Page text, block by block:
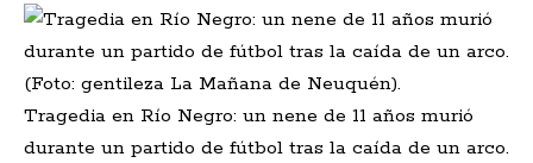
Tragedia en Río Negro: un nene de 11 años murió
durante un partido de fútbol tras la caída de un arco.